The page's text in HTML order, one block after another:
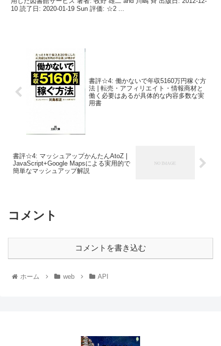
10 読了日: 2020-01-19 Sun 評価: ☆2 ...
書評☆4: 働かないで年収5160万円稼ぐ方
法 | 転売・アフィリエイト・情報商材と
働く必要はあるが具体的な内容多数な実
用書
書評☆4: マッシュアップかんたんAtoZ |
JavaScript+Google Mapsによる実用的で
簡単なマッシュアップ解説
コメント
コメントを書き込む
ホーム web API